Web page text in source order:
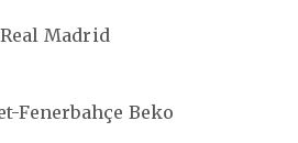
Madrid
Fenerbahçe Beko